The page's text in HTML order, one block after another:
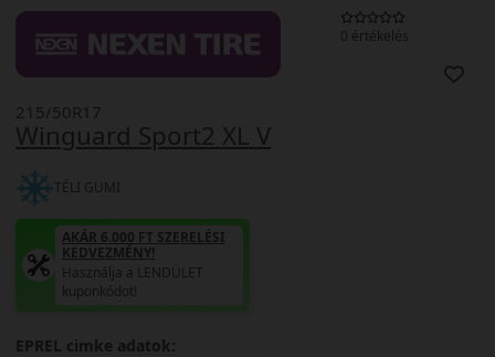
0 értékelés
Winguard Sport2 XL V
215/50R17
TÉLI GUMI
AKÁR 6.000 FT SZERELÉSI
KEDVEZMÉNY!
Használja a LENDÜLET
kuponkódot!
EPREL cimke adatok: